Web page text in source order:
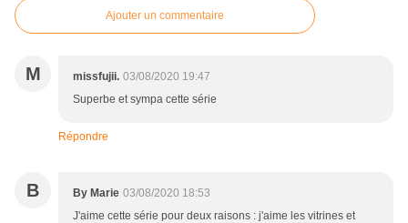
Ajouter un commentaire
M missfujii. 03/08/2020 19:47
Superbe et sympa cette série
Répondre
B By Marie 03/08/2020 18:53
J'aime cette série pour deux raisons : j'aime les vitrines et